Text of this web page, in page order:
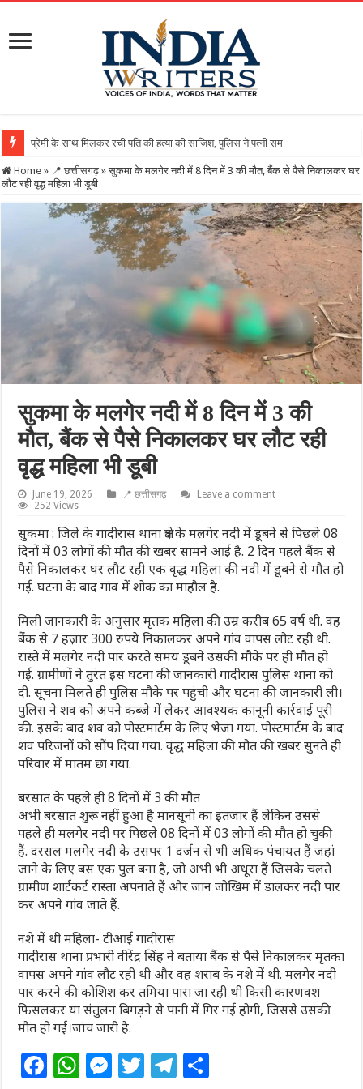
Home » 📍 छत्तीसगढ़ » सुकमा के मलगेर नदी में 8 दिन में 3 की मौत, बैंक से पैसे निकालकर घर
लौट रही वृद्ध महिला भी डूबी
सुकमा के मलगेर नदी में 8 दिन में 3 की
मौत, बैंक से पैसे निकालकर घर लौट रही
वृद्ध महिला भी डूबी
June 19, 2026 📍 छत्तीसगढ़
Leave a comment
252 Views
सुकमा : जिले के गादीरास थाना क्षेत्र के मलगेर नदी में डूबने से पिछले 08
दिनों में 03 लोगों की मौत की खबर सामने आई है. 2 दिन पहले बैंक से
पैसे निकालकर घर लौट रही एक वृद्ध महिला की नदी में डूबने से मौत हो
गई. घटना के बाद गांव में शोक का माहौल है.
मिली जानकारी के अनुसार मृतक महिला की उम्र करीब 65 वर्ष थी. वह
बैंक से 7 हज़ार 300 रुपये निकालकर अपने गांव वापस लौट रही थी.
रास्ते में मलगेर नदी पार करते समय डूबने उसकी मौके पर ही मौत हो
गई. ग्रामीणों ने तुरंत इस घटना की जानकारी गादीरास पुलिस थाना को
दी. सूचना मिलते ही पुलिस मौके पर पहुंची और घटना की जानकारी ली।
पुलिस ने शव को अपने कब्जे में लेकर आवश्यक कानूनी कार्रवाई पूरी
की. इसके बाद शव को पोस्टमार्टम के लिए भेजा गया. पोस्टमार्टम के बाद
शव परिजनों को सौंप दिया गया. वृद्ध महिला की मौत की खबर सुनते ही
परिवार में मातम छा गया.
बरसात के पहले ही 8 दिनों में 3 की मौत
अभी बरसात शुरू नहीं हुआ है मानसूनी का इंतजार हैं लेकिन उससे
पहले ही मलगेर नदी पर पिछ्ले 08 दिनों में 03 लोगों की मौत हो चुकी
हैं. दरसल मलगेर नदी के उसपर 1 दर्जन से भी अधिक पंचायत हैं जहां
जाने के लिए बस एक पुल बना है, जो अभी भी अधूरा हैं जिसके चलते
ग्रामीण शार्टकर्ट रास्ता अपनाते हैं और जान जोखिम में डालकर नदी पार
कर अपने गांव जाते हैं.
नशे में थी महिला- टीआई गादीरास
गादीरास थाना प्रभारी वीरेंद्र सिंह ने बताया बैंक से पैसे निकालकर मृतका
वापस अपने गांव लौट रही थी और वह शराब के नशे में थी. मलगेर नदी
पार करने की कोशिश कर तमिया पारा जा रही थी किसी कारणवश
फिसलकर या संतुलन बिगड़ने से पानी में गिर गई होगी, जिससे उसकी
मौत हो गई।जांच जारी है.
F W M T T